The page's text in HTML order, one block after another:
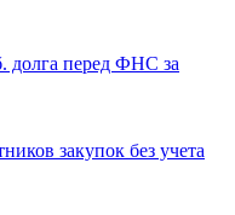
долга перед ФНС за
закупок без учета